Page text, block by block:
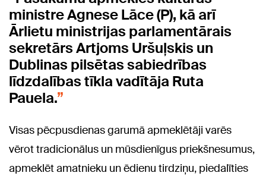
ministre Agnese Lāce (P), kā arī
Ārlietu ministrijas parlamentārais
sekretārs Artjoms Uršuļskis un
Dublinas pilsētas sabiedrības
līdzdalības tīkla vadītāja Ruta
Pauela.
Visas pēcpusdienas garumā apmeklētāji varēs
vērot tradicionālus un mūsdienīgus priekšnesumus,
apmeklēt amatnieku un ēdienu tirdziņu, piedalīties